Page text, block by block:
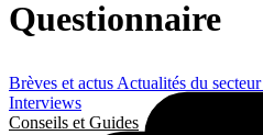
Brèves et actus Actualités du secteur
Interviews
Conseils et Guides
Questionnaire